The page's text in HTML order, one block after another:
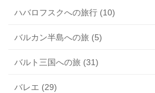
ハバロフスクへの旅行 (10)
バルカン半島への旅 (5)
バルト三国への旅 (31)
バレエ (29)